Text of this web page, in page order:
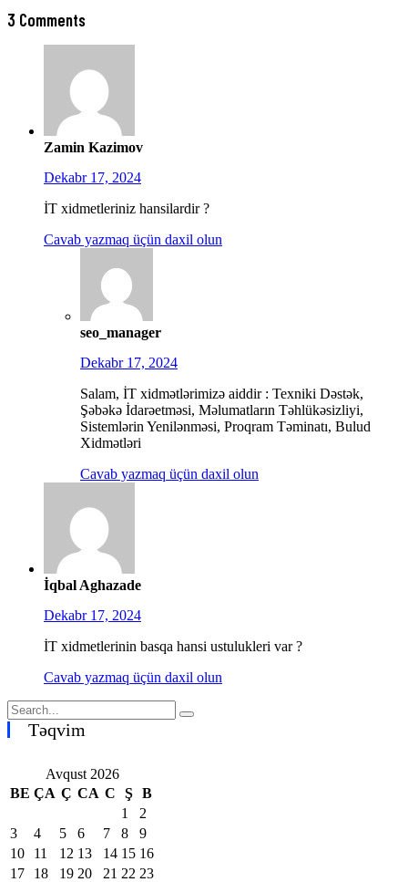
3 Comments
Zamin Kazimov
Dekabr 17, 2024
İT xidmetleriniz hansilardir ?
Cavab yazmaq üçün daxil olun
seo_manager
Dekabr 17, 2024
Salam, İT xidmətlərimizə aiddir : Texniki Dəstək,
Şəbəkə İdarəetməsi, Məlumatların Təhlükəsizliyi,
Sistemlərin Yenilənməsi, Proqram Təminatı, Bulud
Xidmətləri
Cavab yazmaq üçün daxil olun
İqbal Aghazade
Dekabr 17, 2024
İT xidmetlerinin basqa hansi ustulukleri var ?
Cavab yazmaq üçün daxil olun
Təqvim
Avqust 2026
BE ÇA Ç CA C Ş
B
1
2
3
4 5 6 7 8
9
10
11 12 13 14 15 16
17
18 19 20 21 22 23